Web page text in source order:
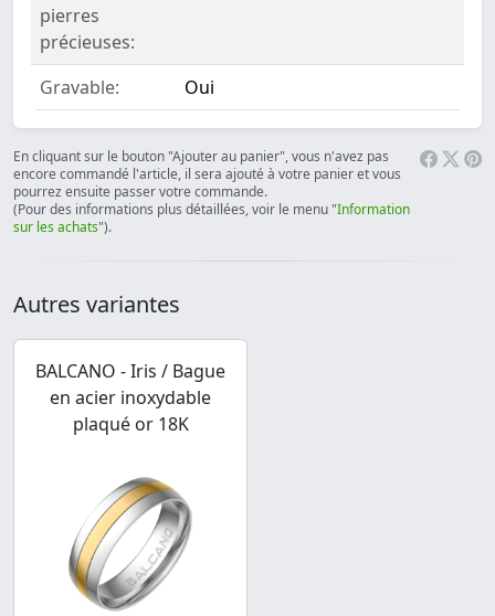
pierres
précieuses:
Gravable: Oui
En cliquant sur le bouton "Ajouter au panier", vous n'avez pas
encore commandé l'article, il sera ajouté à votre panier et vous
pourrez ensuite passer votre commande.
(Pour des informations plus détaillées, voir le menu "Information
sur les achats").
Autres variantes
BALCANO - Iris / Bague
en acier inoxydable
plaqué or 18K